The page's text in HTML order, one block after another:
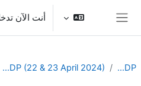
تخطى إلى المحتوى الرئيسي
أنت الآن
EC-CDP
9th Meeting of the EC-CDP (22 & 23 April 2024)